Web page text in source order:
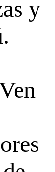
y